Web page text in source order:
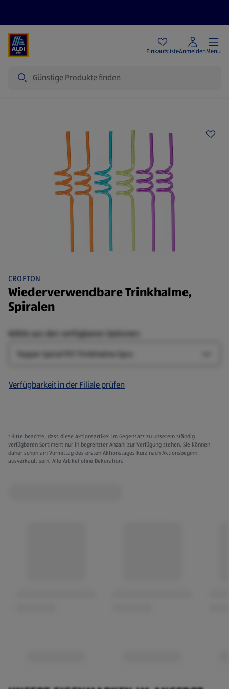
EinkaufslisteAnmeldenMenu
CROFTON
Wiederverwendbare Trinkhalme,
Spiralen
Wähle aus den verfügbaren Optionen:
Verfügbarkeit in der Filiale prüfen
¹ Bitte beachte, dass diese Aktionsartikel im Gegensatz zu unserem ständig
verfügbaren Sortiment nur in begrenzter Anzahl zur Verfügung stehen. Sie können
daher schon am Vormittag des ersten Aktionstages kurz nach Aktionsbeginn
ausverkauft sein. Alle Artikel ohne Dekoration.